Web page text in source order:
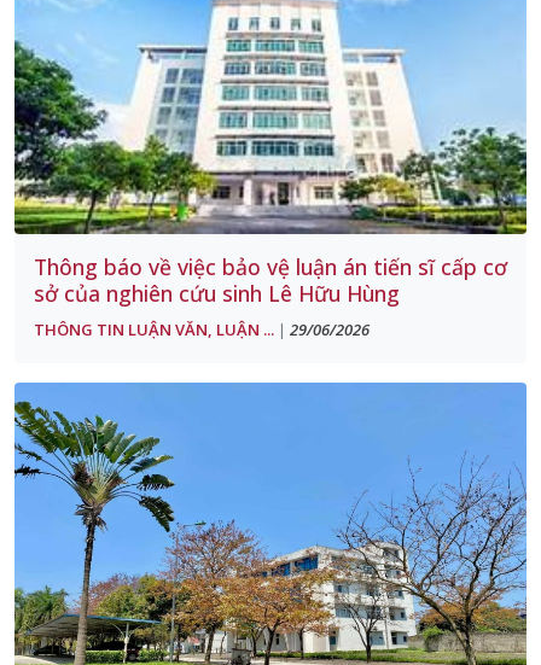
Thông báo về việc bảo vệ luận án tiến sĩ cấp cơ
sở của nghiên cứu sinh Lê Hữu Hùng
THÔNG TIN LUẬN VĂN, LUẬN ... | 29/06/2026